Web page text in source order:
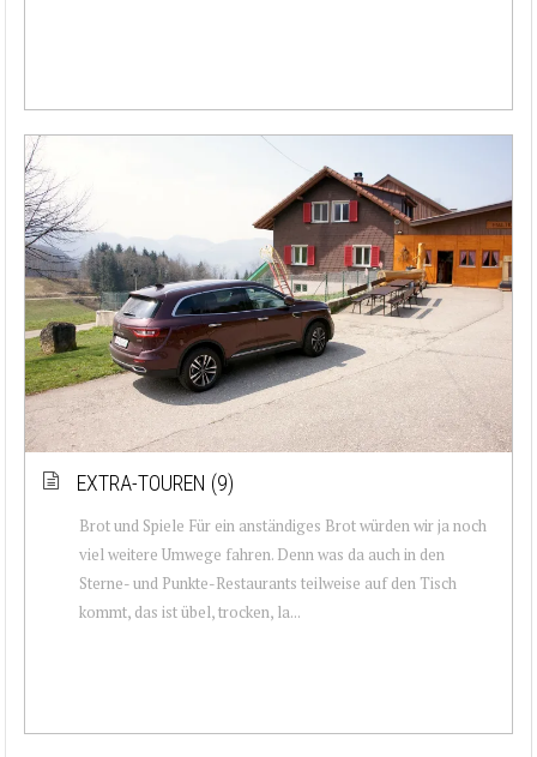
EXTRA-TOUREN (9)
Brot und Spiele Für ein anständiges Brot würden wir ja noch
viel weitere Umwege fahren. Denn was da auch in den
Sterne- und Punkte-Restaurants teilweise auf den Tisch
kommt, das ist übel, trocken, la...